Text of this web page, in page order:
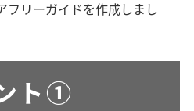
フリーガイドを作成しまし
ト①